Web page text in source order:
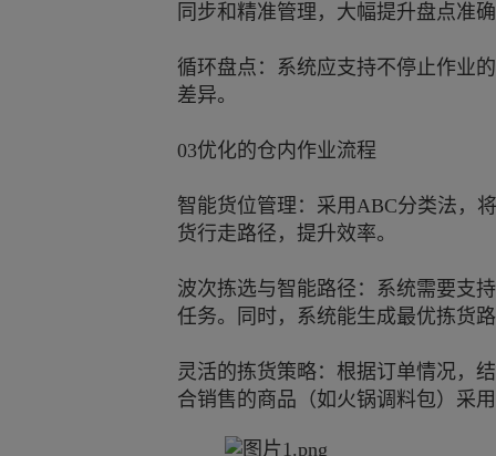
同步和精准管理，大幅提升盘点准
循环盘点：系统应支持不停止作业
差异。
03优化的仓内作业流程
智能货位管理：采用ABC分类法，
货行走路径，提升效率。
波次拣选与智能路径：系统需要支
任务。同时，系统能生成最优拣货
灵活的拣货策略：根据订单情况，
合销售的商品（如火锅调料包）采